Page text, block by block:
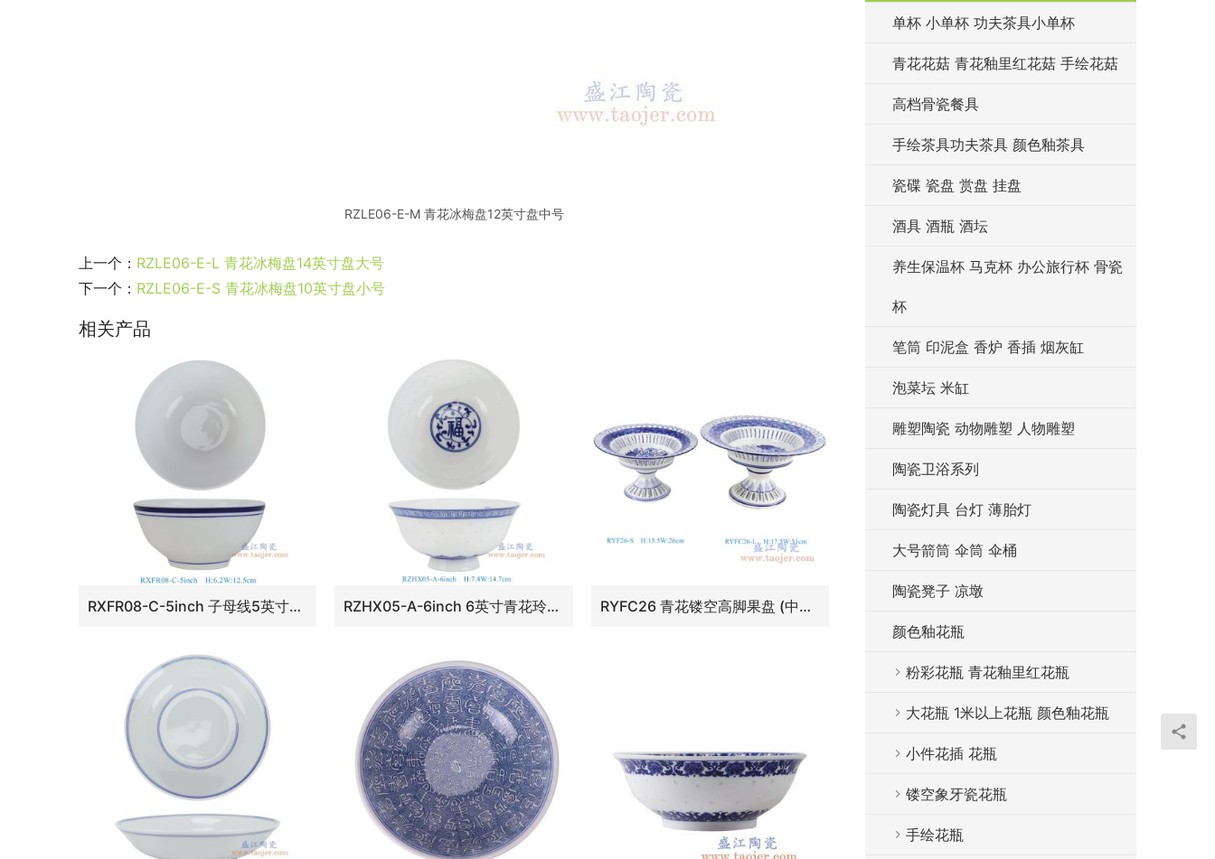
RZLE06-E-M 青花冰梅盘12英寸盘中号
上一个： RZLE06-E-L 青花冰梅盘14英寸盘大号
下一个： RZLE06-E-S 青花冰梅盘10英寸盘小号
相关产品
RXFR08-C-5inch 子母线5英寸罗汉碗 RZHX05-A-6inch 6英寸青花玲珑福字高脚碗 RYFC26 青花镂空高脚果盘 (中号+大号）
单杯 小单杯 功夫茶具小单杯
青花花菇 青花釉里红花菇 手绘花菇
高档骨瓷餐具
手绘茶具功夫茶具 颜色釉茶具
瓷碟 瓷盘 赏盘 挂盘
酒具 酒瓶 酒坛
养生保温杯 马克杯 办公旅行杯 骨瓷
杯
笔筒 印泥盒 香炉 香插 烟灰缸
泡菜坛 米缸
雕塑陶瓷 动物雕塑 人物雕塑
陶瓷卫浴系列
陶瓷灯具 台灯 薄胎灯
大号箭筒 伞筒 伞桶
陶瓷凳子 凉墩
颜色釉花瓶
粉彩花瓶 青花釉里红花瓶
大花瓶 1米以上花瓶 颜色釉花瓶
小件花插 花瓶
镂空象牙瓷花瓶
手绘花瓶